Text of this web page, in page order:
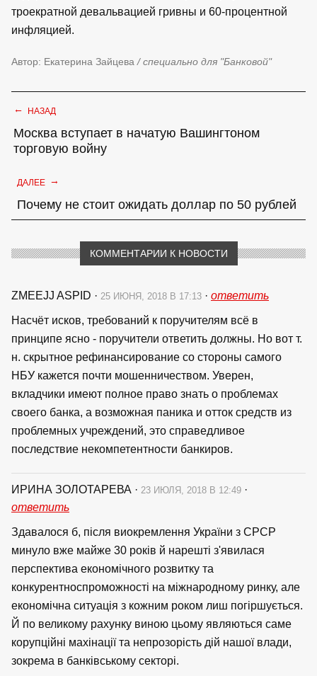
троекратной девальвацией гривны и 60-процентной
инфляцией.
Автор: Екатерина Зайцева / специально для "Банковой"
← НАЗАД
Москва вступает в начатую Вашингтоном
торговую войну
ДАЛЕЕ →
Почему не стоит ожидать доллар по 50 рублей
КОММЕНТАРИИ К НОВОСТИ
ZMEEJJ ASPID · 25 ИЮНЯ, 2018 В 17:13 · ответить
Насчёт исков, требований к поручителям всё в
принципе ясно - поручители ответить должны. Но вот т.
н. скрытное рефинансирование со стороны самого
НБУ кажется почти мошенничеством. Уверен,
вкладчики имеют полное право знать о проблемах
своего банка, а возможная паника и отток средств из
проблемных учреждений, это справедливое
последствие некомпетентности банкиров.
ИРИНА ЗОЛОТАРЕВА · 23 ИЮЛЯ, 2018 В 12:49 ·
ответить
Здавалося б, після виокремлення України з СРСР
минуло вже майже 30 років й нарешті з'явилася
перспектива економічного розвитку та
конкурентноспроможності на міжнародному ринку, але
економічна ситуація з кожним роком лиш погіршується.
Й по великому рахунку виною цьому являються саме
корупційні махінації та непрозорість дій нашої влади,
зокрема в банківському секторі.